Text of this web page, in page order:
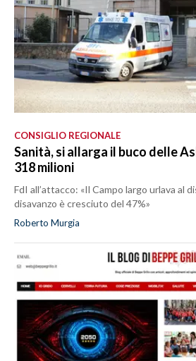
CONSIGLIO REGIONALE
Sanità, si allarga il buco delle
318 milioni
FdI all’attacco: «Il Campo largo urlava al
disavanzo è cresciuto del 47%»
Roberto Murgia